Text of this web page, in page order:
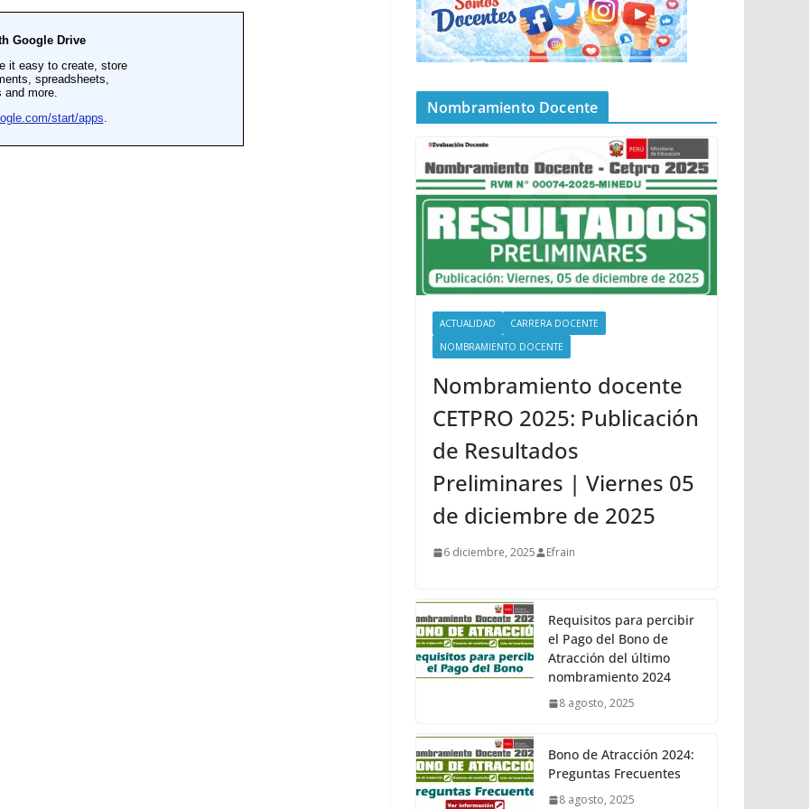
Nombramiento Docente
ACTUALIDAD
CARRERA DOCENTE
NOMBRAMIENTO DOCENTE
Nombramiento docente
CETPRO 2025: Publicación
de Resultados
Preliminares | Viernes 05
de diciembre de 2025
6 diciembre, 2025 Efrain
Requisitos para percibir
el Pago del Bono de
Atracción del último
nombramiento 2024
8 agosto, 2025
Bono de Atracción 2024:
Preguntas Frecuentes
8 agosto, 2025